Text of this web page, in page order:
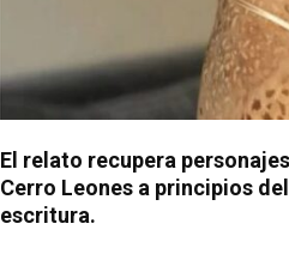
El relato recupera
Cerro Leones a principios
escritura.